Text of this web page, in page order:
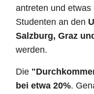
antreten und etwas
Studenten an den
Salzburg, Graz
werden.
Die
bei etwa 20%.